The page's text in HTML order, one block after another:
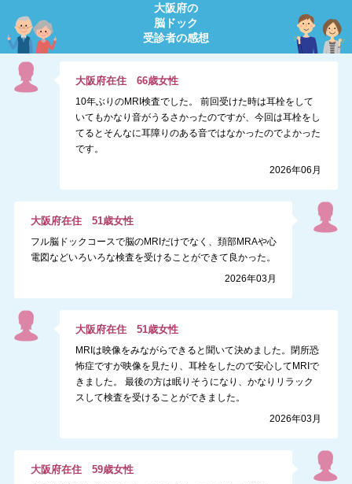
大阪府の
脳ドック
受診者の感想
大阪府在住66歳女性
10年ぶりのMRI検査でした。 前回受けた時は耳栓をして
いてもかなり音がうるさかったのですが、今回は耳栓をし
てるとそんなに耳障りのある音ではなかったのでよかった
です。
2026年06月
大阪府在住 51歳女性
フル脳ドックコースで脳のMRIだけでなく、頚部MRAや心
電図などいろいろな検査を受けることができて良かった。
2026年03月
大阪府在住51歳女性
MRIは映像をみながらできると聞いて決めました。閉所恐
怖症ですが映像を見たり、耳栓をしたので安心してMRIで
きました。 最後の方は眠りそうになり、かなりリラック
スして検査を受けることができました。
2026年03月
大阪府在住 59歳女性